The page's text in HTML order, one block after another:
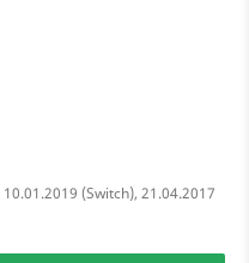
(Switch), 21.04.2017